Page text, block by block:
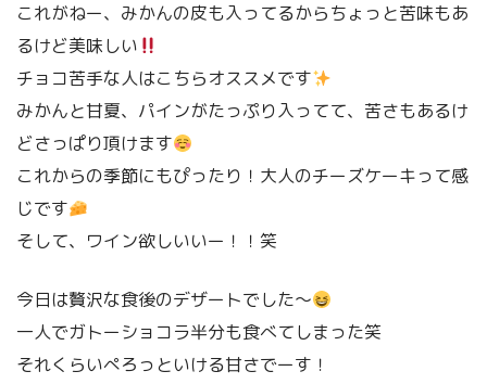
これがねー、みかんの皮も入ってるからちょっと苦味もあ
るけど美味しい
チョコ苦手な人はこちらオススメです
みかんと甘夏、パインがたっぷり入ってて、苦さもあるけ
どさっぱり頂けます
これからの季節にもぴったり！大人のチーズケーキって感
じです
そして、ワイン欲しいいー！！笑
今日は贅沢な食後のデザートでした〜
一人でガトーショコラ半分も食べてしまった笑
それくらいぺろっといける甘さでーす！